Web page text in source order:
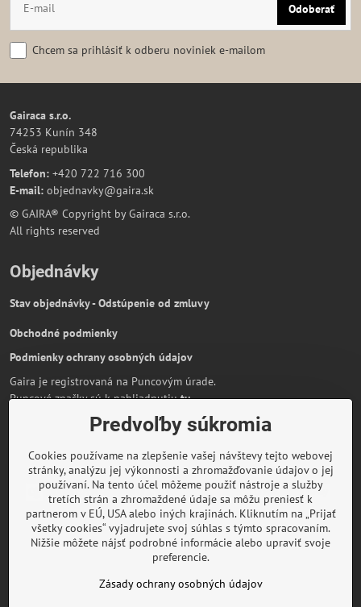
Odoberať
Chcem sa prihlásiť k odberu noviniek e-mailom
Gairaca s.r.o.
74253 Kunín 348
Česká republika
Telefon: +420 722 716 300
E-mail: objednavky@gaira.sk
© GAIRA® Copyright by Gairaca s.r.o.
All rights reserved
Objednávky
Stav objednávky - Odstúpenie od zmluvy
Obchodné podmienky
Podmienky ochrany osobných údajov
Gaira je registrovaná na Puncovým úrade.
Puncové značky sú k nahliadnutiutu.
Partnerská stránka:AmiraShop.sk Bypami.cz
Informácie o platbe kartou
O značke Gaira
Predvoľby súkromia
Cookies používame na zlepšenie vašej návštevy tejto webovej
stránky, analýzu jej výkonnosti a zhromažďovanie údajov o jej
používaní. Na tento účel môžeme použiť nástroje a služby
tretích strán a zhromaždené údaje sa môžu preniesť k
partnerom v EÚ, USA alebo iných krajinách. Kliknutím na „Prijať
všetky cookies“ vyjadrujete svoj súhlas s týmto spracovaním.
Nižšie môžete nájsť podrobné informácie alebo upraviť svoje
preferencie.
Zásady ochrany osobných údajov